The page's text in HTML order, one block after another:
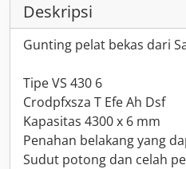
Deskripsi
Gunting pelat bekas dari
Tipe VS 430 6
Crodpfxsza T Efe Ah Dsf
Kapasitas 4300 x 6 mm
Penahan belakang yang
Sudut potong dan celah